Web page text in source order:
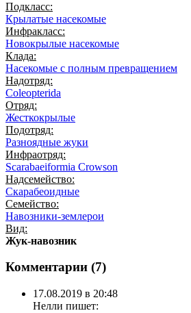
Подкласс:
Крылатые насекомые
Инфракласс:
Новокрылые насекомые
Клада:
Насекомые с полным превращением
Надотряд:
Coleopterida
Отряд:
Жесткокрылые
Подотряд:
Разноядные жуки
Инфраотряд:
Scarabaeiformia Crowson
Надсемейство:
Скарабеоидные
Семейство:
Навозники-землерои
Вид:
Жук-навозник
Комментарии (7)
17.08.2019 в 20:48
Нелли пишет: